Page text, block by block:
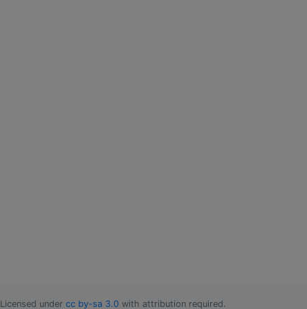
Licensed under cc by-sa 3.0 with attribution required.